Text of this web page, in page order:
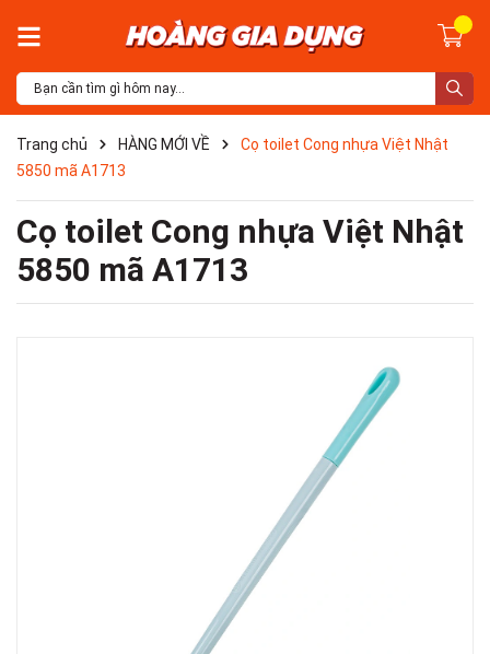
Trang chủ HÀNG MỚI VỀ
Cọ toilet Cong nhựa Việt Nhật
5850 mã A1713
Cọ toilet Cong nhựa Việt Nhật
5850 mã A1713